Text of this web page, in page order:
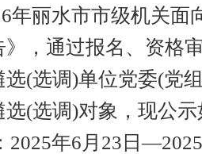
年丽水市市级机关面
》，通过报名、资格
选(选调)单位党委(党
(选调)对象，现公
2025年6月23日